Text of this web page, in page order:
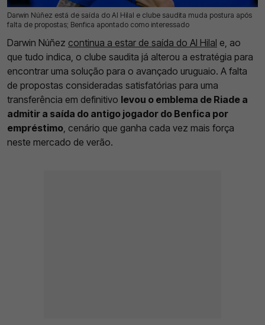
Darwin Núñez está de saída do Al Hilal e clube saudita muda postura após
falta de propostas; Benfica apontado como interessado
04 Ago 2026 | 16:57 | 0
Darwin Núñez continua a estar de saída do Al Hilal e, ao
que tudo indica, o clube saudita já alterou a estratégia para
encontrar uma solução para o avançado uruguaio. A falta
de propostas consideradas satisfatórias para uma
transferência em definitivo levou o emblema de Riade a
admitir a saída do antigo jogador do Benfica por
empréstimo, cenário que ganha cada vez mais força
neste mercado de verão.